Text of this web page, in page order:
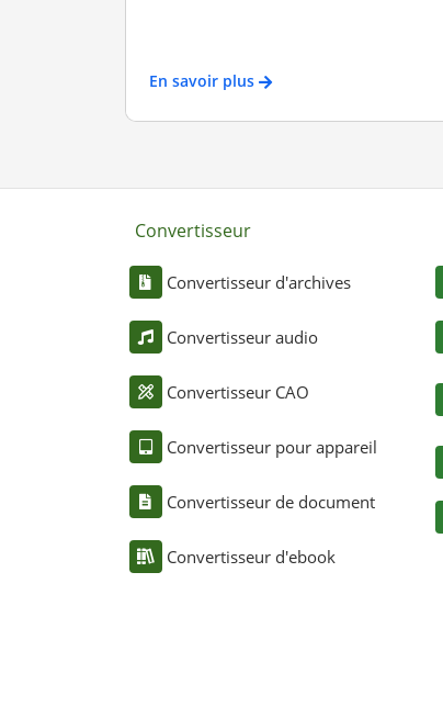
En savoir plus
Convertisseur
Convertisseur d'archives
Convertisseur audio
Convertisseur CAO
Convertisseur pour appareil
Convertisseur de document
Convertisseur d'ebook